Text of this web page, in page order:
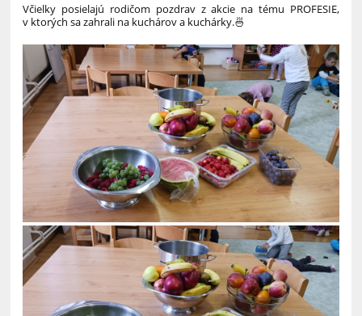
Včielky posielajú rodičom pozdrav z akcie na tému PROFESIE,
v ktorých sa zahrali na kuchárov a kuchárky.🍜